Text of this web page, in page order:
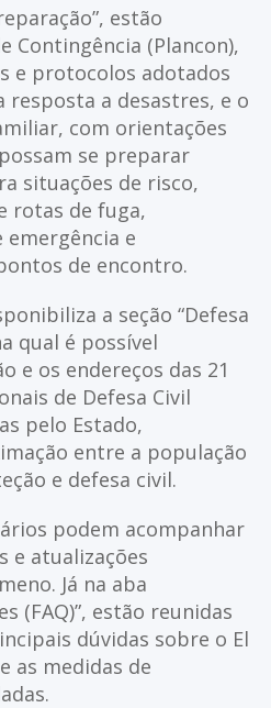
estão
Contingência (Plancon),
e protocolos adotados
resposta a desastres, e o
com orientações
se preparar
situações de risco,
rotas de fuga,
e
de encontro.
a seção “Defesa
qual é possível
e os endereços das 21
de Defesa Civil
pelo Estado,
entre a população
e defesa civil.
podem acompanhar
e atualizações
Já na aba
(FAQ)”, estão reunidas
dúvidas sobre o El
as medidas de